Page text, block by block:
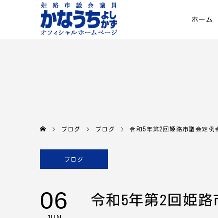
ホーム
ブログ ブログ 令和5年第2回姫路市議会定例
ブログ
06 令和5年第2回姫